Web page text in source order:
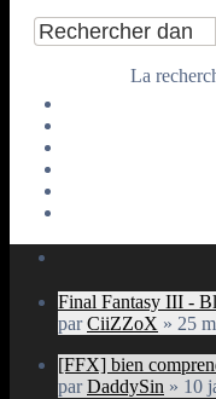
La
Final Fantasy III -
parCiiZZoX » 25
[FFX] bien
parDaddySin » 10